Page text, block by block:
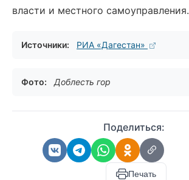
власти и местного самоуправления.
Источники: РИА «Дагестан»
Фото: Доблесть гор
Поделиться:
Печать